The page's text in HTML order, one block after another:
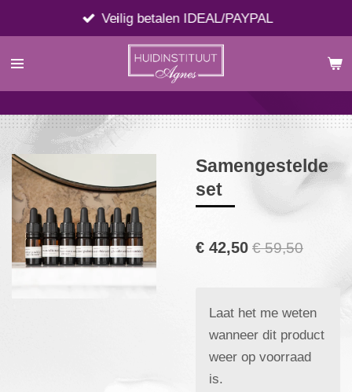
direct
naar
Veilig betalen IDEAL/PAYPAL
Samengestelde
set
€ 42,50 € 59,50
Laat het me weten
wanneer dit product
weer op voorraad
is.